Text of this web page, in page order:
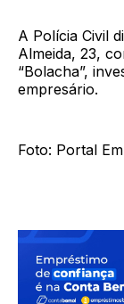
A Polícia Civil
Almeida, 23,
“Bolacha”,
empresário.
Foto: Portal